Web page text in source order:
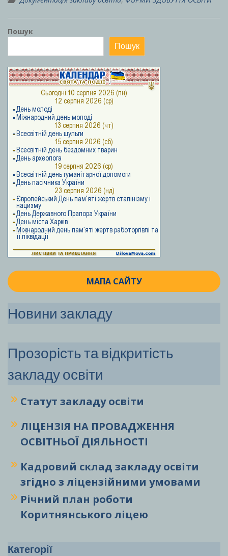
Пошук
Пошук
МАПА САЙТУ
Новини закладу
Прозорість та відкритість
закладу освіти
Статут закладу освіти
ЛІЦЕНЗІЯ НА ПРОВАДЖЕННЯ
ОСВІТНЬОЇ ДІЯЛЬНОСТІ
Кадровий склад закладу освіти
згідно з ліцензійними умовами
Річний план роботи
Коритнянського ліцею
Категорії